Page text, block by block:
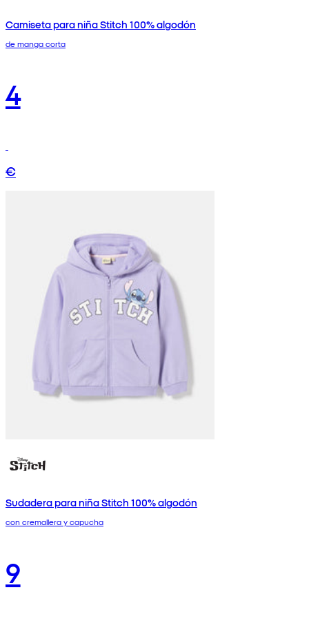
Camiseta para niña Stitch 100% algodón
de manga corta
4
€
Sudadera para niña Stitch 100% algodón
con cremallera y capucha
9